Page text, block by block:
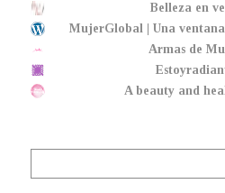
Belleza en
MujerGlobal | Una
Armas de
A beauty and